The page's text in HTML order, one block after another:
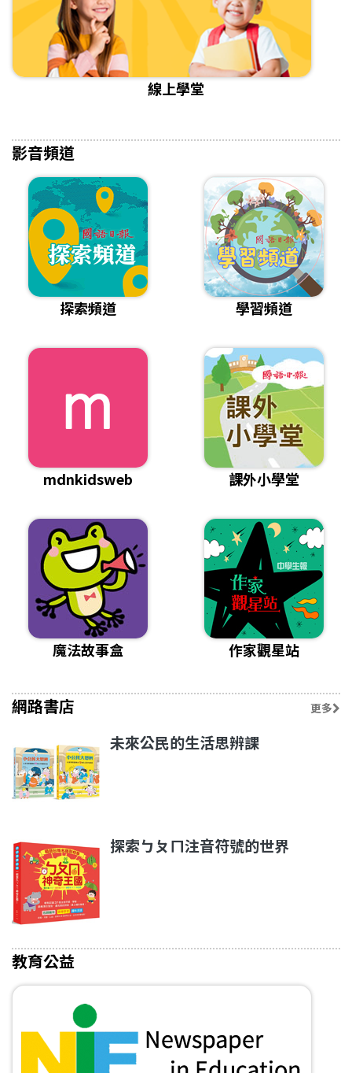
線上學堂
影音頻道
探索頻道 學習頻道
mdnkidsweb 課外小學堂
魔法故事盒 作家觀星站
網路書店 更多
未來公民的生活思辨課
探索ㄅㄆㄇ注音符號的世界
教育公益